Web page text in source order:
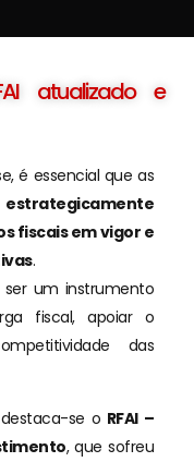
atualizado e
é essencial que as
estrategicamente
fiscais em vigor e
.
um instrumento
fiscal, apoiar o
das
se o RFAI –
, que sofreu